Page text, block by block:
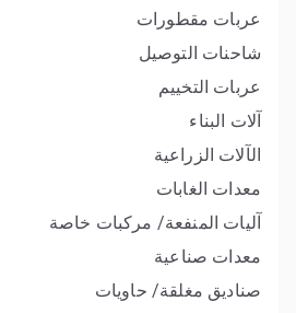
عربات مقطورات
شاحنات التوصيل
عربات التخييم
آلات البناء
الآلات الزراعية
معدات الغابات
آليات المنفعة/ مركبات خاصة
معدات صناعية
صناديق مغلقة/ حاويات